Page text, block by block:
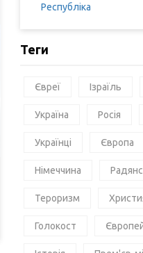
Республіка
Теги
Євреї Ізраїль
Україна Росія
Українці Європа
Німеччина
Тероризм
Голокост